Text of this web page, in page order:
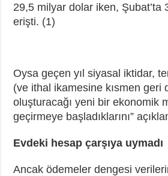
29,5 milyar dolar iken, Şubat’ta
erişti. (1)
Oysa geçen yıl siyasal iktidar,
(ve ithal ikamesine kısmen geri
oluşturacağı yeni bir ekonomik
geçirmeye başladıklarını”
Evdeki hesap çarşıya uymadı
Ancak ödemeler dengesi